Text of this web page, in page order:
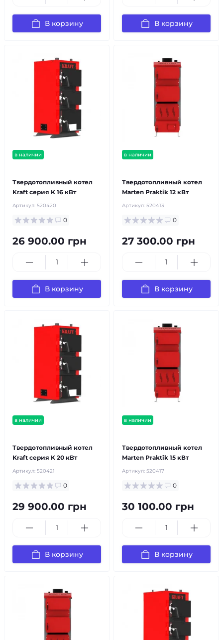
В корзину В корзину
в наличии
Твердотопливный котел
Kraft серия K 16 кВт
Артикул: 520420
0
26 900.00 грн
В корзину
в наличии
Твердотопливный котел
Marten Praktik 12 кВт
Артикул: 520413
0
27 300.00 грн
В корзину
в наличии
Твердотопливный котел
Kraft серия K 20 кВт
Артикул: 520421
0
29 900.00 грн
В корзину
в наличии
Твердотопливный котел
Marten Praktik 15 кВт
Артикул: 520417
0
30 100.00 грн
В корзину